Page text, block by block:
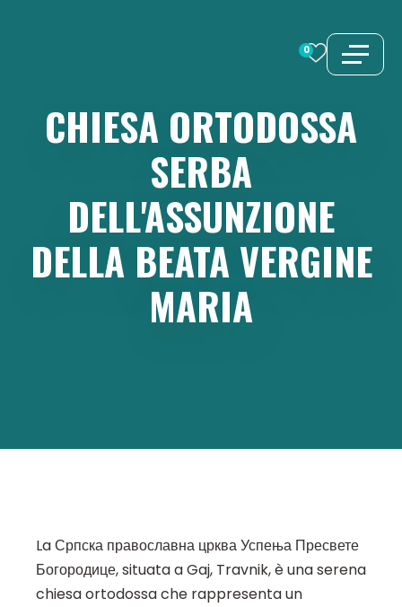
0
CHIESA ORTODOSSA
SERBA
DELL'ASSUNZIONE
DELLA BEATA VERGINE
MARIA
La Српска православна црква Успења Пресвете
Богородице, situata a Gaj, Travnik, è una serena
chiesa ortodossa che rappresenta un